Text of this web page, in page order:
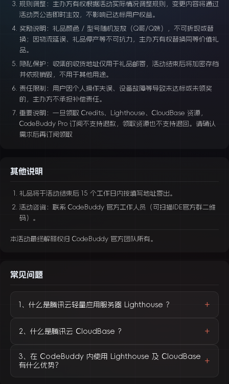
规则调整：主办方有权根据活动实际情况调整规则，变更内容将通过
活动页公告即时生效，不影响已达标用户权益。
奖励说明：礼品颜色 / 型号随机发放（Q哥/Q妹），不可折现或替
换；因物流延误、礼品停产等不可抗力，主办方有权替换同等价值礼
品。
隐私保护：收集的收货地址仅用于礼品邮寄，活动结束后将加密存档
并依规销毁，不用于其他用途。
责任限制：用户因个人操作失误、设备故障等导致未达标或未领奖
的，主办方不承担补偿责任。
重要说明：一旦领取 Credits、Lighthouse、CloudBase 资源，
CodeBuddy Pro 订阅不支持退款，领取资源也不支持退回。请确认
需求后再订阅领取
其他说明
礼品将于活动结束后 15 个工作日内按填写地址寄出。
活动咨询：联系 CodeBuddy 官方工作人员（可扫描IDE官方群二维
码）。
本活动最终解释权归 CodeBuddy 官方团队所有。
常见问题
1、什么是腾讯云轻量应用服务器 Lighthouse ？ +
2、什么是腾讯云 CloudBase ? +
3、在 CodeBuddy 内使用 Lighthouse 及 CloudBase
有什么优势？
+